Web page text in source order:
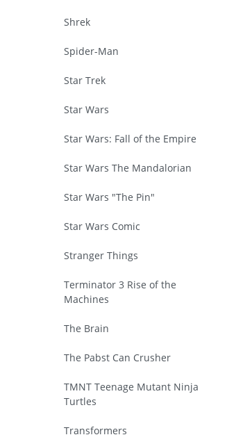
Shrek
Spider-Man
Star Trek
Star Wars
Star Wars: Fall of the Empire
Star Wars The Mandalorian
Star Wars "The Pin"
Star Wars Comic
Stranger Things
Terminator 3 Rise of the
Machines
The Brain
The Pabst Can Crusher
TMNT Teenage Mutant Ninja
Turtles
Transformers